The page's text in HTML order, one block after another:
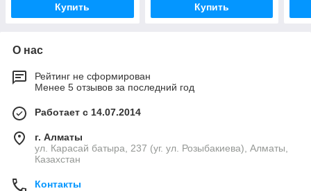
Купить Купить
О нас
Рейтинг не сформирован
Менее 5 отзывов за последний год
Работает с 14.07.2014
г. Алматы
ул. Карасай батыра, 237 (уг. ул. Розыбакиева), Алматы,
Казахстан
Контакты